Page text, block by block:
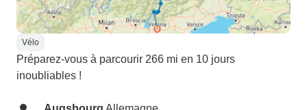
Vélo
Préparez-vous à parcourir 266 mi en 10 jours
inoubliables !